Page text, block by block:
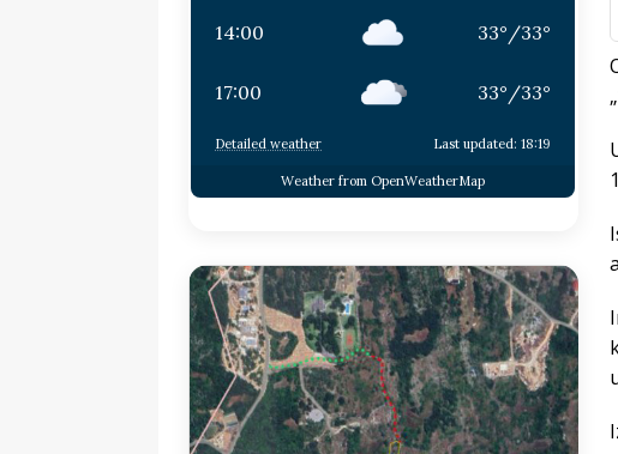
14:00 33° /33°
17:00 33° /33°
Detailed weather Last updated: 18:19
Weather from OpenWeatherMap